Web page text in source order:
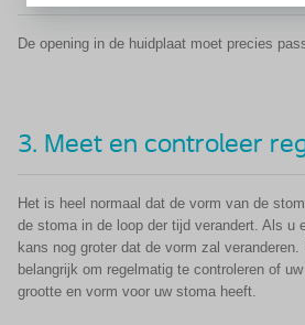
De opening in de huidplaat moet precies
3. Meet en controleer
Het is heel normaal dat de vorm van de
de stoma in de loop der tijd verandert. Als u
kans nog groter dat de vorm zal
belangrijk om regelmatig te controleren of
grootte en vorm voor uw stoma heeft.